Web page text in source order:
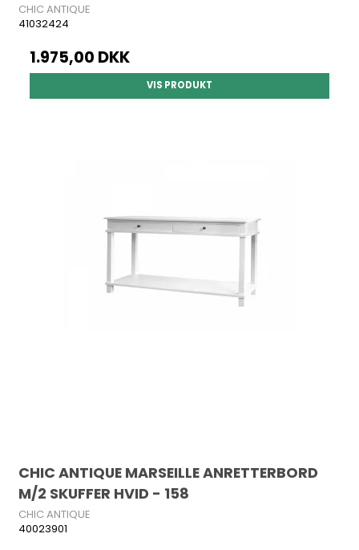
CHIC ANTIQUE
41032424
1.975,00 DKK
VIS PRODUKT
CHIC ANTIQUE MARSEILLE ANRETTERBORD
M/2 SKUFFER HVID - 158
CHIC ANTIQUE
40023901